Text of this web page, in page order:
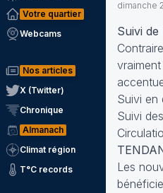
Votre quartier
Webcams
Nos articles
X (Twitter)
Chronique
Almanach
Climat région
T°C records
dimanche
Suivi
Suivi en
Suivi
Les